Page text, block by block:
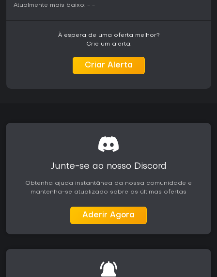
Atualmente mais baixo: - -
À espera de uma oferta melhor?
Crie um alerta.
Criar Alerta
Junte-se ao nosso Discord
Obtenha ajuda instantânea da nossa comunidade e
mantenha-se atualizado sobre as últimas ofertas
Aderir Agora